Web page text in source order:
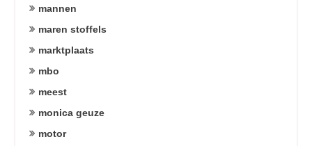
mannen
maren stoffels
marktplaats
mbo
meest
monica geuze
motor